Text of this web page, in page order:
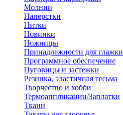
Молнии
Наперстки
Нитки
Новинки
Ножницы
Принадлежности для глажки
Программное обеспечение
Пуговицы и застежки
Резинка, эластичная тесьма
Творчество и хобби
Термоаппликации/Заплатки
Ткани